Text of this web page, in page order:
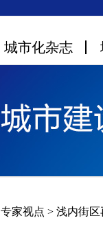
城市化杂志
专家视点 > 浅内街区